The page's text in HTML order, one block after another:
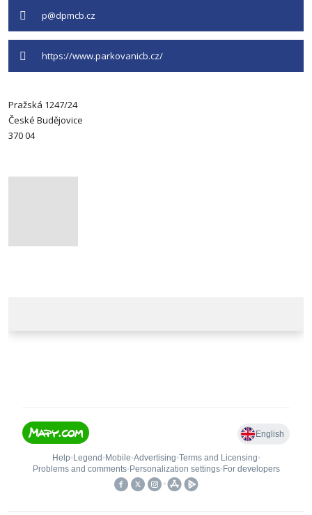
p@dpmcb.cz
https://www.parkovanicb.cz/
Pražská 1247/24
České Budějovice
370 04